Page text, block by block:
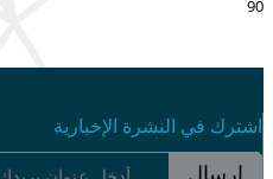
90
اشترك في النشرة الإخبارية
إرسال